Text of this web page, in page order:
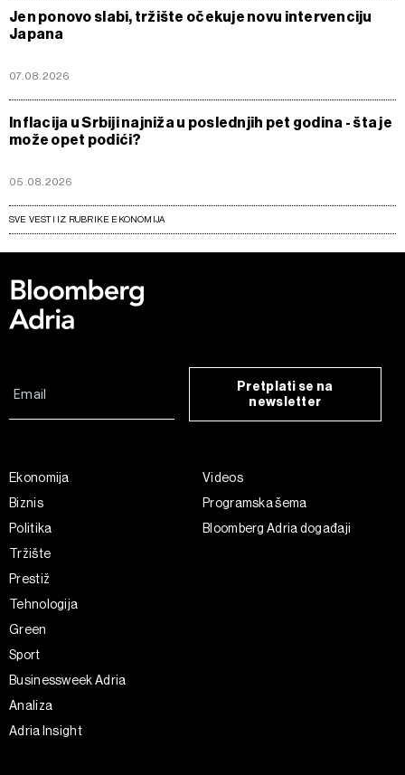
Jen ponovo slabi, tržište očekuje novu intervenciju
Japana
07.08.2026
Inflacija u Srbiji najniža u poslednjih pet godina - šta je
može opet podići?
05.08.2026
SVE VESTI IZ RUBRIKE EKONOMIJA
Pretplati se na
newsletter
Ekonomija
Biznis
Politika
Tržište
Prestiž
Tehnologija
Green
Sport
Businessweek Adria
Analiza
Adria Insight
Videos
Programska šema
Bloomberg Adria događaji